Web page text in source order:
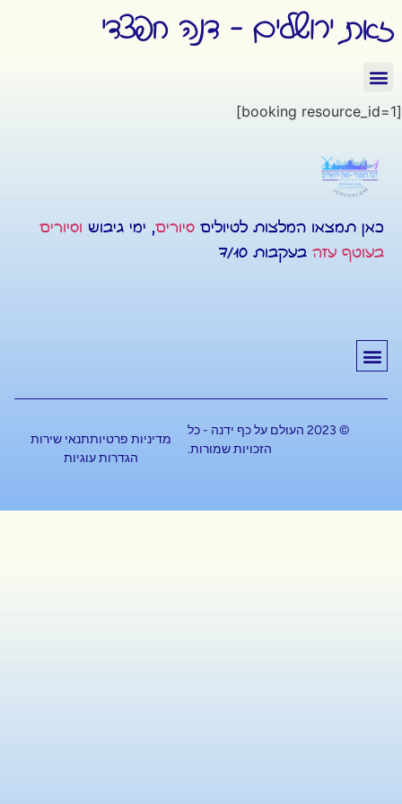
זאת ירושלים - דנה חפצדי
[booking resource_id=1]
כאן תמצאו המלצות לטיולים סיורים, ימי גיבוש וסיורים
בעוטף עזה בעקבות 7/10
© 2023 העולם על כף ידנה - כל
הזכויות שמורות.
מדיניות פרטיותתנאי שירות
הגדרות עוגיות